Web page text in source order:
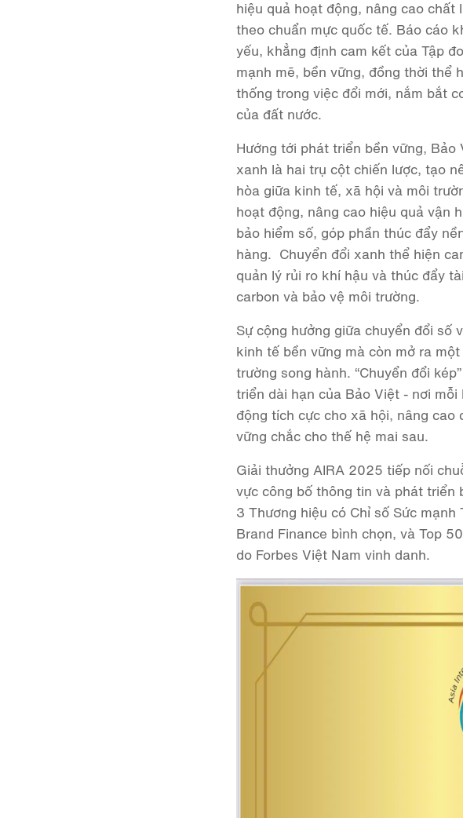
hiệu quả hoạt động, nâng cao chất
theo chuẩn mực quốc tế. Báo cáo
yếu, khẳng định cam kết của Tập
mạnh mẽ, bền vững, đồng thời thể
thống trong việc đổi mới, nắm bắt
của đất nước.
Hướng tới phát triển bền vững,
xanh là hai trụ cột chiến lược, tạo
hòa giữa kinh tế, xã hội và môi
hoạt động, nâng cao hiệu quả vận
bảo hiểm số, góp phần thúc đẩy
hàng. Chuyển đổi xanh thể hiện
quản lý rủi ro khí hậu và thúc đẩy
carbon và bảo vệ môi trường.
Sự cộng hưởng giữa chuyển đổi số
kinh tế bền vững mà còn mở ra
trường song hành. “Chuyển đổi
triển dài hạn của Bảo Việt - nơi
động tích cực cho xã hội, nâng
vững chắc cho thế hệ mai sau.
Giải thưởng AIRA 2025 tiếp nối
vực công bố thông tin và phát triển
3 Thương hiệu có Chỉ số Sức
Brand Finance bình chọn, và Top
do Forbes Việt Nam vinh danh.